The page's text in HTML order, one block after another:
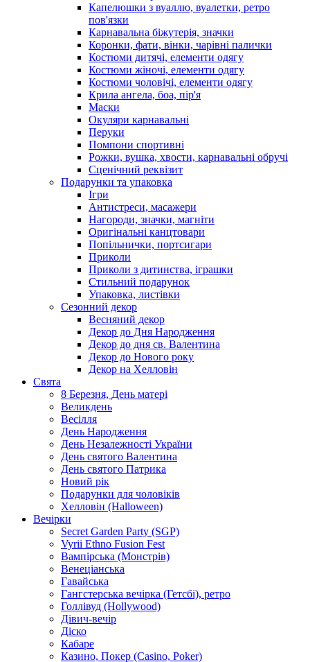
Капелюшки з вуаллю, вуалетки, ретро
пов'язки
Карнавальна біжутерія, значки
Коронки, фати, вінки, чарівні палички
Костюми дитячі, елементи одягу
Костюми жіночі, елементи одягу
Костюми чоловічі, елементи одягу
Крила ангела, боа, пір'я
Маски
Окуляри карнавальні
Перуки
Помпони спортивні
Рожки, вушка, хвости, карнавальні обручі
Сценічний реквізит
Подарунки та упаковка
Ігри
Антистреси, масажери
Нагороди, значки, магніти
Оригінальні канцтовари
Попільнички, портсигари
Приколи
Приколи з дитинства, іграшки
Стильний подарунок
Упаковка, листівки
Сезонний декор
Весняний декор
Декор до Дня Народження
Декор до дня св. Валентина
Декор до Нового року
Декор на Хелловін
Свята
8 Березня, День матері
Великдень
Весілля
День Народження
День Незалежності України
День святого Валентина
День святого Патрика
Новий рік
Подарунки для чоловіків
Хелловін (Halloween)
Вечірки
Secret Garden Party (SGP)
Vyrii Ethno Fusion Fest
Вампірська (Монстрів)
Венеціанська
Гавайська
Гангстерська вечірка (Гетсбі), ретро
Голлівуд (Hollywood)
Дівич-вечір
Діско
Кабаре
Казино, Покер (Casino, Poker)